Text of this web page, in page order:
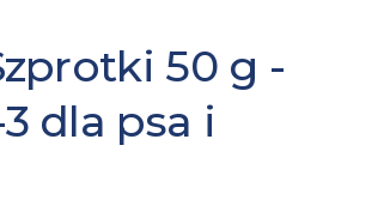
50 g -
dla psa i